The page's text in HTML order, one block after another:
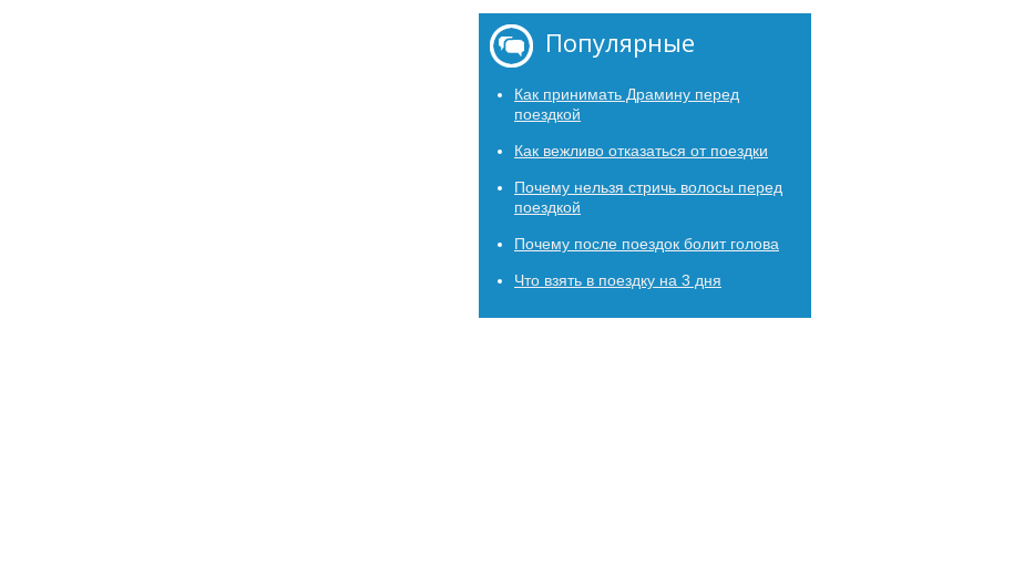
Популярные
Как принимать Драмину перед
поездкой
Как вежливо отказаться от поездки
Почему нельзя стричь волосы перед
поездкой
Почему после поездок болит голова
Что взять в поездку на 3 дня